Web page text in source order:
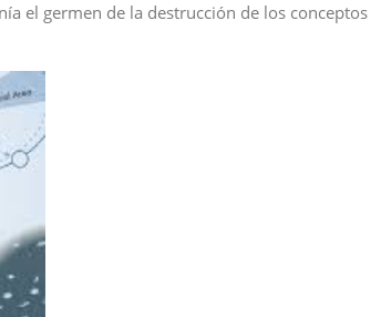
el germen de la destrucción de los conceptos